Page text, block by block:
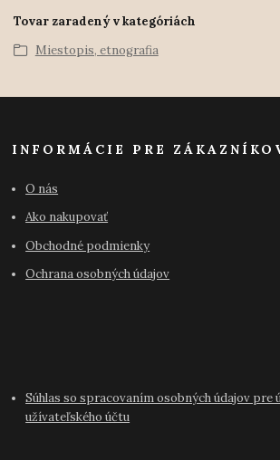
Tovar zaradený v kategóriách
Miestopis, etnografia
INFORMÁCIE PRE
O nás
Ako nakupovať
Obchodné podmienky
Ochrana osobných údajov
Súhlas so spracovaním osobných údajov pre
užívateľského účtu